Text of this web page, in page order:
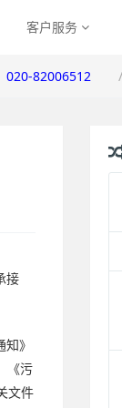
客户服务
020-82006512
接
》
《污
文件